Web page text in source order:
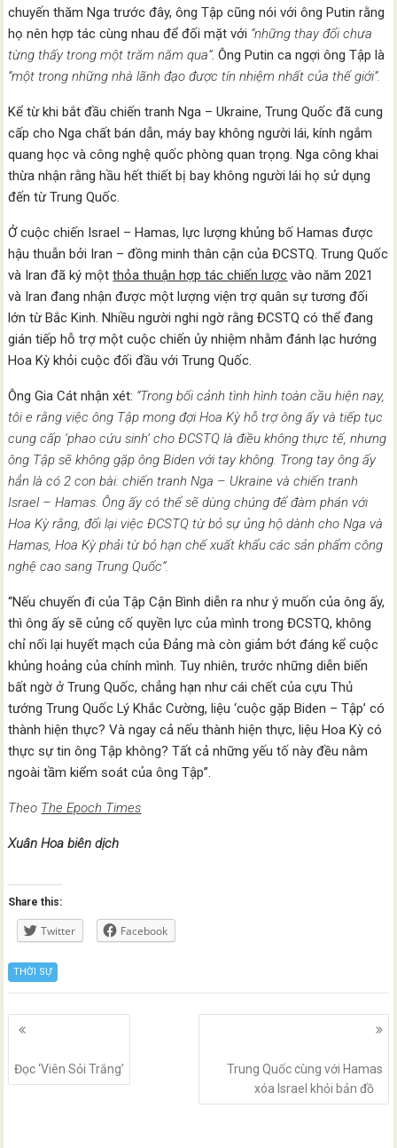
chuyến thăm Nga trước đây, ông Tập cũng nói với ông Putin rằng
họ nên hợp tác cùng nhau để đối mặt với “những thay đổi chưa
từng thấy trong một trăm năm qua”. Ông Putin ca ngợi ông Tập là
“một trong những nhà lãnh đạo được tín nhiệm nhất của thế giới”.
Kể từ khi bắt đầu chiến tranh Nga – Ukraine, Trung Quốc đã cung
cấp cho Nga chất bán dẫn, máy bay không người lái, kính ngắm
quang học và công nghệ quốc phòng quan trọng. Nga công khai
thừa nhận rằng hầu hết thiết bị bay không người lái họ sử dụng
đến từ Trung Quốc.
Ở cuộc chiến Israel – Hamas, lực lượng khủng bố Hamas được
hậu thuẫn bởi Iran – đồng minh thân cận của ĐCSTQ. Trung Quốc
và Iran đã ký mộtthỏa thuận hợp tác chiến lược vào năm 2021
và Iran đang nhận được một lượng viện trợ quân sự tương đối
lớn từ Bắc Kinh. Nhiều người nghi ngờ rằng ĐCSTQ có thể đang
gián tiếp hỗ trợ một cuộc chiến ủy nhiệm nhằm đánh lạc hướng
Hoa Kỳ khỏi cuộc đối đầu với Trung Quốc.
Ông Gia Cát nhận xét: “Trong bối cảnh tình hình toàn cầu hiện nay,
tôi e rằng việc ông Tập mong đợi Hoa Kỳ hỗ trợ ông ấy và tiếp tục
cung cấp ‘phao cứu sinh’ cho ĐCSTQ là điều không thực tế, nhưng
ông Tập sẽ không gặp ông Biden với tay không. Trong tay ông ấy
hẳn là có 2 con bài: chiến tranh Nga – Ukraine và chiến tranh
Israel – Hamas. Ông ấy có thể sẽ dùng chúng để đàm phán với
Hoa Kỳ rằng, đổi lại việc ĐCSTQ từ bỏ sự ủng hộ dành cho Nga và
Hamas, Hoa Kỳ phải từ bỏ hạn chế xuất khẩu các sản phẩm công
nghệ cao sang Trung Quốc”.
“Nếu chuyến đi của Tập Cận Bình diễn ra như ý muốn của ông ấy,
thì ông ấy sẽ củng cố quyền lực của mình trong ĐCSTQ, không
chỉ nối lại huyết mạch của Đảng mà còn giảm bớt đáng kể cuộc
khủng hoảng của chính mình. Tuy nhiên, trước những diễn biến
bất ngờ ở Trung Quốc, chẳng hạn như cái chết của cựu Thủ
tướng Trung Quốc Lý Khắc Cường, liệu ‘cuộc gặp Biden – Tập’ có
thành hiện thực? Và ngay cả nếu thành hiện thực, liệu Hoa Kỳ có
thực sự tin ông Tập không? Tất cả những yếu tố này đều nằm
ngoài tầm kiểm soát của ông Tập”.
Theo The Epoch Times
Xuân Hoa biên dịch
Share this:
Twitter Facebook
THỜI SỰ
Posts
Đọc ‘Viên Sỏi Trắng’
Trung Quốc cùng với Hamas
xóa Israel khỏi bản đồ